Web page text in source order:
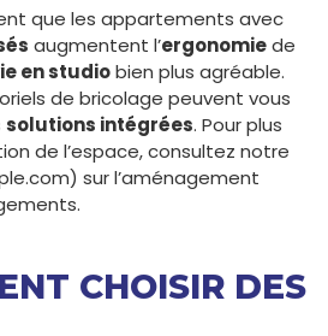
que les appartements avec
augmentent l’ergonomiede
en studiobien plus agréable.
de bricolage peuvent vous
solutions intégrées. Pour plus
de l’espace, consultez notre
sur l’aménagement
CHOISIR DES